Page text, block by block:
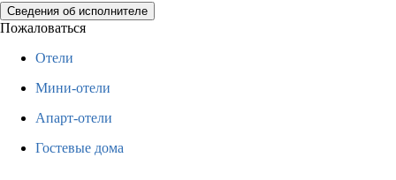
Сведения об исполнителе
Пожаловаться
Отели
Мини-отели
Апарт-отели
Гостевые дома